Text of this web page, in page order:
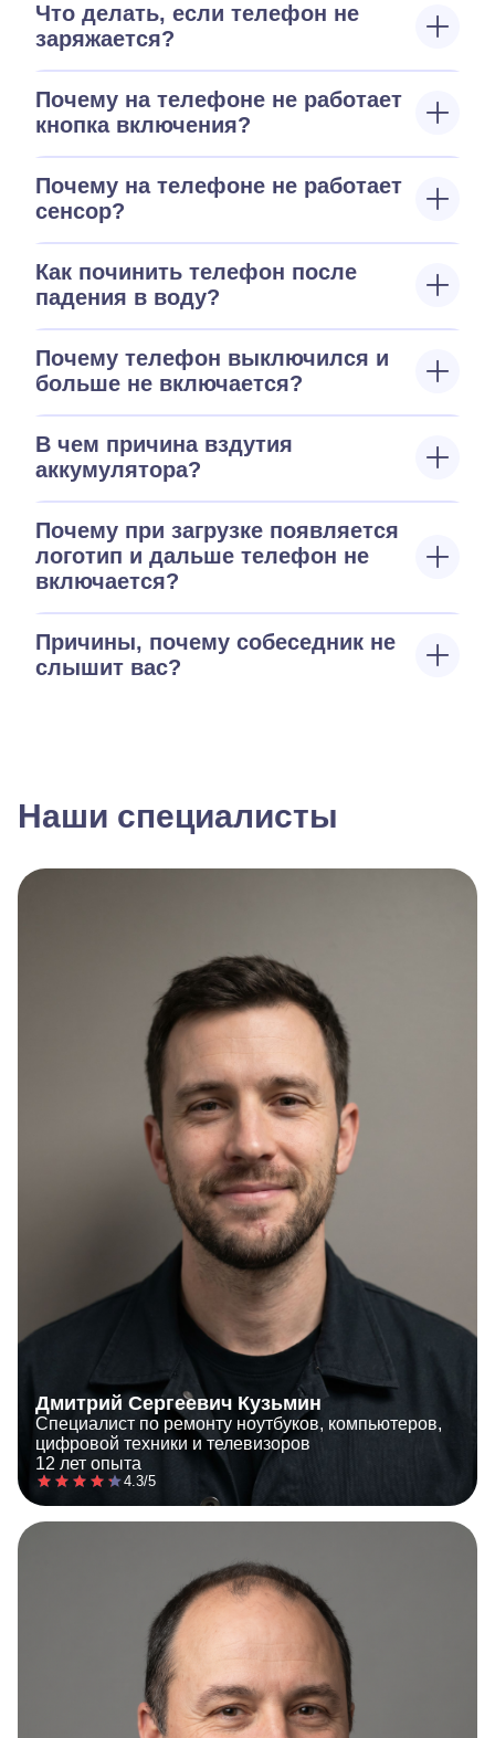
Что делать, если телефон не
заряжается?
Почему на телефоне не работает
кнопка включения?
Почему на телефоне не работает
сенсор?
Как починить телефон после
падения в воду?
Почему телефон выключился и
больше не включается?
В чем причина вздутия
аккумулятора?
Почему при загрузке появляется
логотип и дальше телефон не
включается?
Причины, почему собеседник не
слышит вас?
Наши специалисты
Дмитрий Сергеевич Кузьмин
Специалист по ремонту ноутбуков, компьютеров,
цифровой техники и телевизоров
12 лет опыта
4.3/5